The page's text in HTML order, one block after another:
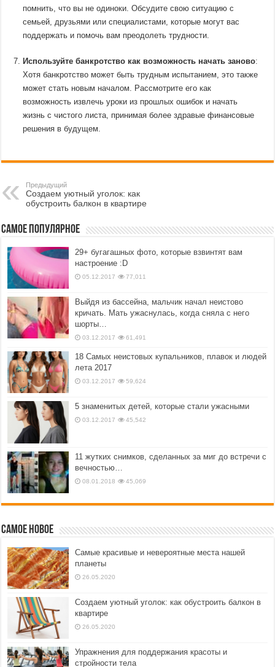
помнить, что вы не одиноки. Обсудите свою ситуацию с
семьей, друзьями или специалистами, которые могут вас
поддержать и помочь вам преодолеть трудности.
Используйте банкротство как возможность начать заново:
Хотя банкротство может быть трудным испытанием, это также
может стать новым началом. Рассмотрите его как
возможность извлечь уроки из прошлых ошибок и начать
жизнь с чистого листа, принимая более здравые финансовые
решения в будущем.
Предыдущий
Создаем уютный уголок: как
обустроить балкон в квартире
Самое популярное
29+ бугагашных фото, которые взвинтят вам
настроение :D
05.12.2017 77,011
Выйдя из бассейна, мальчик начал неистово
кричать. Мать ужаснулась, когда сняла с него
шорты…
03.12.2017 61,491
18 Самых неистовых купальников, плавок и людей
лета 2017
03.12.2017 59,624
5 знаменитых детей, которые стали ужасными
03.12.2017 45,542
11 жутких снимков, сделанных за миг до встречи с
вечностью…
08.01.2018 45,069
Самое новое
Самые красивые и невероятные места нашей
планеты
26.05.2020
Создаем уютный уголок: как обустроить балкон в
квартире
26.05.2020
Упражнения для поддержания красоты и
стройности тела